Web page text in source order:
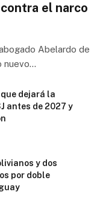
el narco
Abelardo de
nuevo…
dejará la
antes de 2027 y
y dos
por doble